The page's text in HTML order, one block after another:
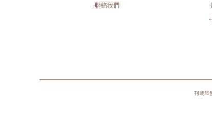
-聯絡我們
刊載於